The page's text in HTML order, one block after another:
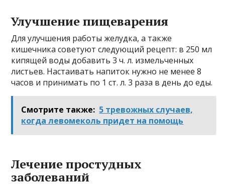
Улучшение пищеварения
Для улучшения работы желудка, а также
кишечника советуют следующий рецепт: в 250 мл
кипящей воды добавить 3 ч. л. измельченных
листьев. Настаивать напиток нужно не менее 8
часов и принимать по 1 ст. л. 3 раза в день до еды.
Смотрите также: 5 тревожных случаев,
когда левомеколь придет на помощь
Лечение простудных
заболеваний